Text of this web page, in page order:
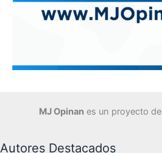
MJ Opinan es un proyecto de
Autores Destacados